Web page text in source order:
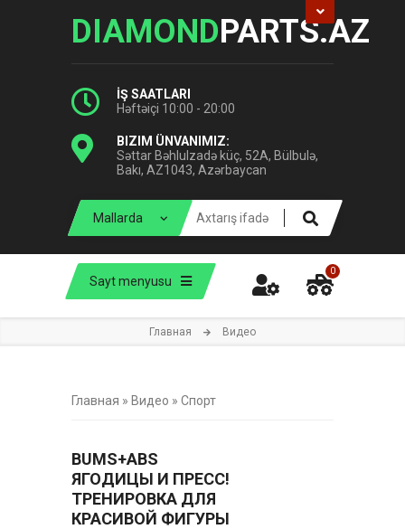
DIAMONDPARTS.AZ
İŞ SAATLARI
Həftəiçi 10:00 - 20:00
BIZIM ÜNVANIMIZ:
Səttar Bəhlulzadə küç, 52A, Bülbulə,
Bakı, AZ1043, Azərbaycan
Sayt menyusu
0
Главная Видео
Главная » Видео » Спорт
BUMS+ABS
ЯГОДИЦЫ И ПРЕСС!
ТРЕНИРОВКА ДЛЯ
КРАСИВОЙ ФИГУРЫ